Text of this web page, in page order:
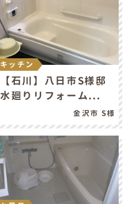
キッチン
【石川】八日市S様邸
水廻りリフォーム...
金沢市 S様